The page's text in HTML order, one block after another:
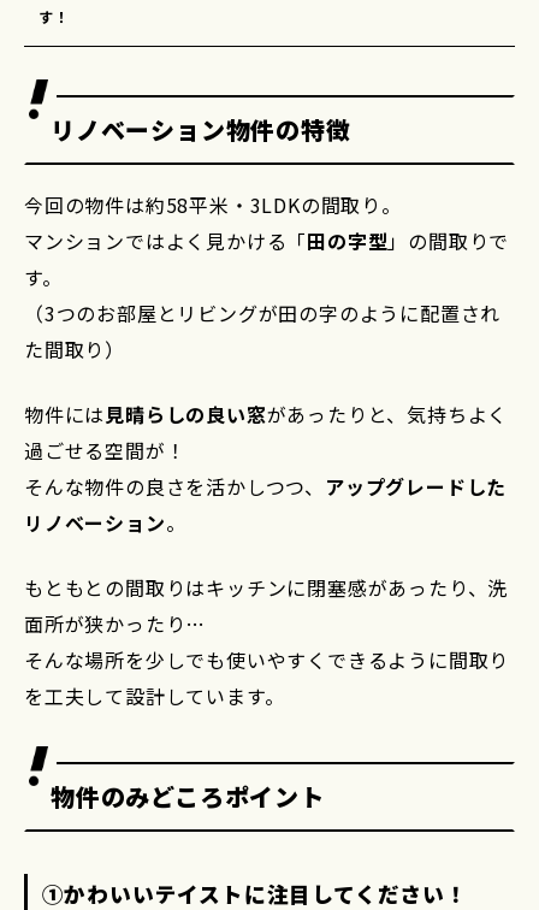
す！
リノベーション物件の特徴
今回の物件は約58平米・3LDKの間取り。
マンションではよく見かける「田の字型 」の間取りで
す。
（3つのお部屋とリビングが田の字のように配置され
た間取り）
物件には 見晴らしの良い窓があったりと、気持ちよく
過ごせる空間が！
そんな物件の良さを活かしつつ、 アップグレードした
リノベーション。
もともとの間取りはキッチンに閉塞感があったり、洗
面所が狭かったり…
そんな場所を少しでも使いやすくできるように間取り
を工夫して設計しています。
物件のみどころポイント
①かわいいテイストに注目してください！